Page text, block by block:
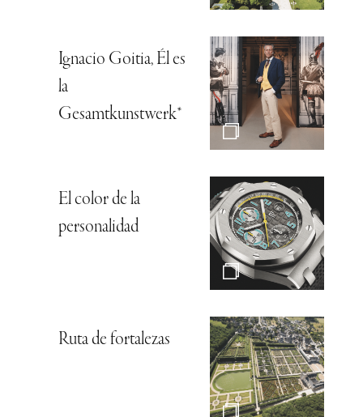
Ignacio Goitia, Él es
la
Gesamtkunstwerk*
El color de la
personalidad
Ruta de fortalezas